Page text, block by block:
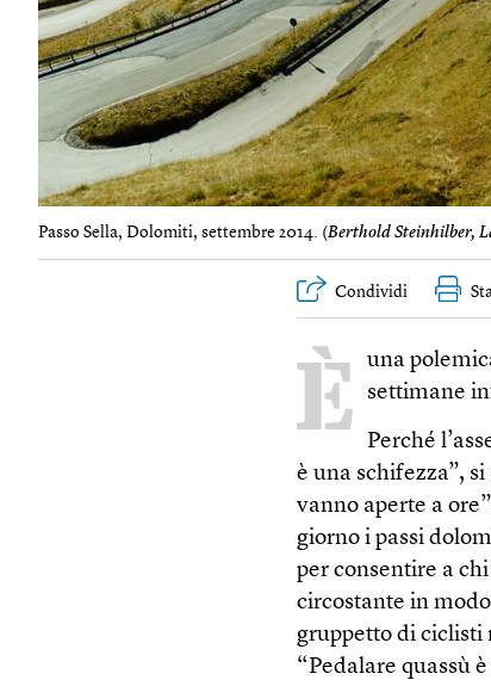
Passo Sella, Dolomiti, settembre 2014. (Berthold Steinhilber,
Condividi
È
una
settimane
Perché
è una schifezza”,
vanno aperte a
giorno i passi
per consentire a
circostante in
gruppetto di ciclisti
“Pedalare quassù